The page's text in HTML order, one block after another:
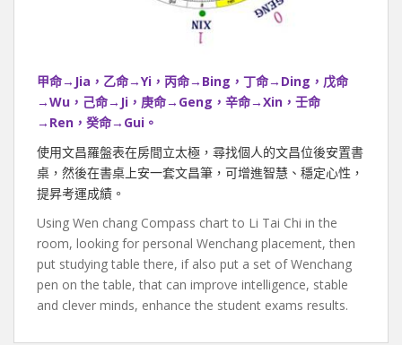
甲命→Jia，乙命→Yi，丙命→Bing，丁命→Ding，戊命
→Wu，己命→Ji，庚命→Geng，辛命→Xin，壬命
→Ren，癸命→Gui。
使用文昌羅盤表在房間立太極，尋找個人的文昌位後安置書
桌，然後在書桌上安一套文昌筆，可增進智慧、穩定心性，
提昇考運成績。
Using Wen chang Compass chart to Li Tai Chi in the
room, looking for personal Wenchang placement, then
put studying table there, if also put a set of Wenchang
pen on the table, that can improve intelligence, stable
and clever minds, enhance the student exams results.